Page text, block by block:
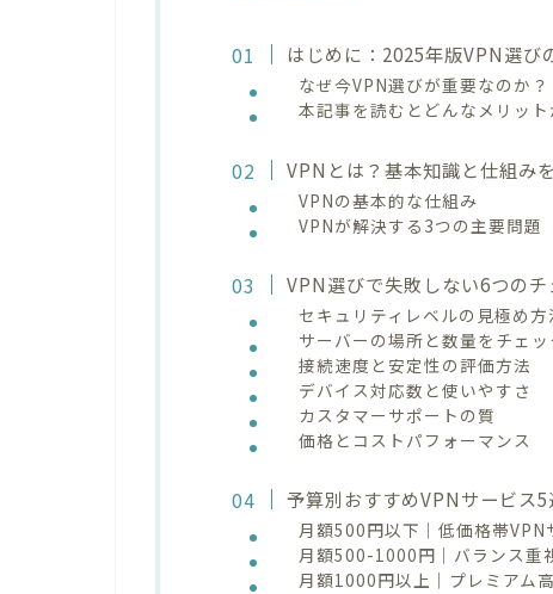
はじめに：2025年版VPN選び
なぜ今VPN選びが重要なのか？
本記事を読むとどんなメリット
VPNとは？基本知識と仕組み
VPNの基本的な仕組み
VPNが解決する3つの主要問題
VPN選びで失敗しない6つのチ
セキュリティレベルの見極め方
サーバーの場所と数量をチェッ
接続速度と安定性の評価方法
デバイス対応数と使いやすさ
カスタマーサポートの質
価格とコストパフォーマンス
予算別おすすめVPNサービス
月額500円以下｜低価格帯VPN
月額500-1000円｜バランス重
月額1000円以上｜プレミアム